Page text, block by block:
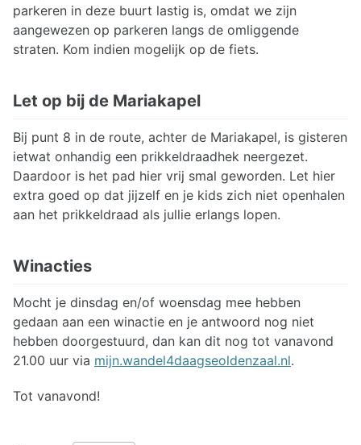
parkeren in deze buurt lastig is, omdat we zijn
aangewezen op parkeren langs de omliggende
straten. Kom indien mogelijk op de fiets.
Let op bij de Mariakapel
Bij punt 8 in de route, achter de Mariakapel, is gisteren
ietwat onhandig een prikkeldraadhek neergezet.
Daardoor is het pad hier vrij smal geworden. Let hier
extra goed op dat jijzelf en je kids zich niet openhalen
aan het prikkeldraad als jullie erlangs lopen.
Winacties
Mocht je dinsdag en/of woensdag mee hebben
gedaan aan een winactie en je antwoord nog niet
hebben doorgestuurd, dan kan dit nog tot vanavond
21.00 uur via mijn.wandel4daagseoldenzaal.nl.
Tot vanavond!